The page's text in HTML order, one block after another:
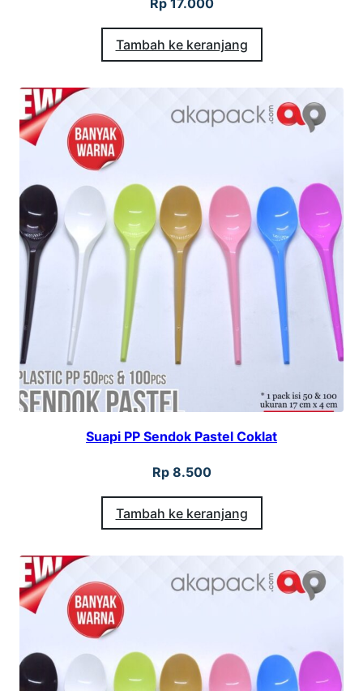
Rp17.000
Tambah ke keranjang
Suapi PP Sendok Pastel Coklat
Rp8.500
Tambah ke keranjang